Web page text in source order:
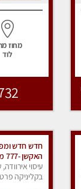
מחוז
לוד
חדש חדש
בובתיות
עיסוי אירוודה,
בקליניקה